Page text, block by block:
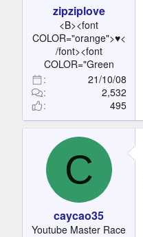
zipziplove
<B><font
COLOR="orange">♥<
/font><font
COLOR="Green
21/10/08
2,532
495
C
caycao35
Youtube Master Race